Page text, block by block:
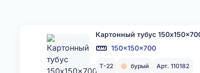
Картонный тубус
150x150x700
Т-22 бурый Арт. 110182